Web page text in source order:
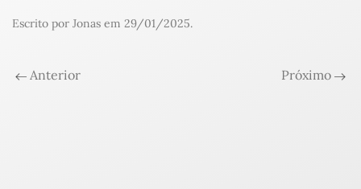
Escrito por Jonas em 29/01/2025.
Anterior Próximo